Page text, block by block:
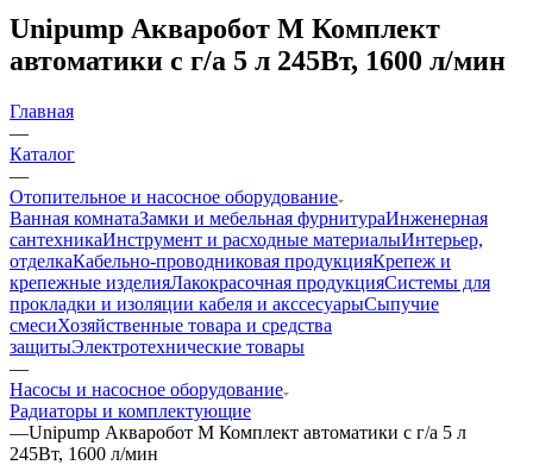
Unipump Акваробот М Комплект
автоматики с г/а 5 л 245Вт, 1600 л/мин
Главная
—
Каталог
—
Отопительное и насосное оборудование
Ванная комнатаЗамки и мебельная фурнитураИнженерная
сантехникаИнструмент и расходные материалыИнтерьер,
отделкаКабельно-проводниковая продукцияКрепеж и
крепежные изделияЛакокрасочная продукцияСистемы для
прокладки и изоляции кабеля и акссесуарыСыпучие
смесиХозяйственные товара и средства
защитыЭлектротехнические товары
—
Насосы и насосное оборудование
Радиаторы и комплектующие
—Unipump Акваробот М Комплект автоматики с г/а 5 л
245Вт, 1600 л/мин